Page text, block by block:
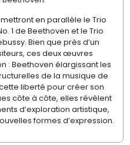
en parallèle le Trio
1 de Beethoven et le Trio
Bien que près d’un
ces deux œuvres
: Beethoven élargissant les
de la musique de
liberté pour créer son
côte à côte, elles révèlent
d’exploration artistique,
formes d’expression.